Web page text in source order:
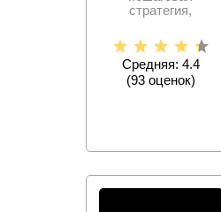
стратегия,
студией SK Games,
где Вы создадите
Средняя: 4.4
(93оценок)